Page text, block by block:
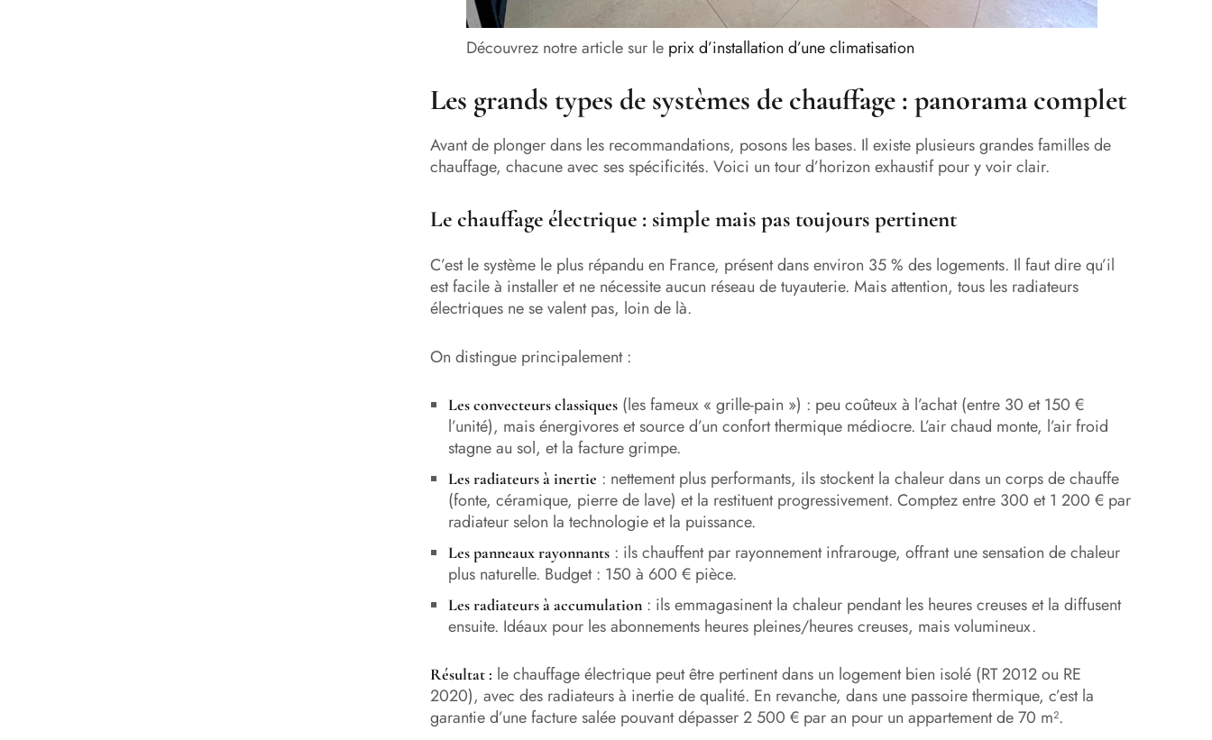
Découvrez notre article sur le prix d’installation d’une climatisation
Les grands types de systèmes de chauffage : panorama complet
Avant de plonger dans les recommandations, posons les bases. Il existe plusieurs grandes familles de
chauffage, chacune avec ses spécificités. Voici un tour d’horizon exhaustif pour y voir clair.
Le chauffage électrique : simple mais pas toujours pertinent
C’est le système le plus répandu en France, présent dans environ 35 % des logements. Il faut dire qu’il
est facile à installer et ne nécessite aucun réseau de tuyauterie. Mais attention, tous les radiateurs
électriques ne se valent pas, loin de là.
On distingue principalement :
Les convecteurs classiques(les fameux « grille-pain ») : peu coûteux à l’achat (entre 30 et 150 €
l’unité), mais énergivores et source d’un confort thermique médiocre. L’air chaud monte, l’air froid
stagne au sol, et la facture grimpe.
Les radiateurs à inertie : nettement plus performants, ils stockent la chaleur dans un corps de chauffe
(fonte, céramique, pierre de lave) et la restituent progressivement. Comptez entre 300 et 1 200 € par
radiateur selon la technologie et la puissance.
Les panneaux rayonnants: ils chauffent par rayonnement infrarouge, offrant une sensation de chaleur
plus naturelle. Budget : 150 à 600 € pièce.
Les radiateurs à accumulation: ils emmagasinent la chaleur pendant les heures creuses et la diffusent
ensuite. Idéaux pour les abonnements heures pleines/heures creuses, mais volumineux.
Résultat : le chauffage électrique peut être pertinent dans un logement bien isolé (RT 2012 ou RE
2020), avec des radiateurs à inertie de qualité. En revanche, dans une passoire thermique, c’est la
garantie d’une facture salée pouvant dépasser 2 500 € par an pour un appartement de 70 m².